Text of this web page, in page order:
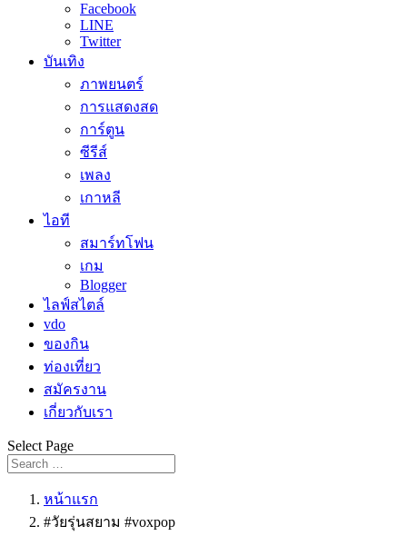
Facebook
LINE
Twitter
บันเทิง
ภาพยนตร์
การแสดงสด
การ์ตูน
ซีรีส์
เพลง
เกาหลี
ไอที
สมาร์ทโฟน
เกม
Blogger
ไลฟ์สไตล์
vdo
ของกิน
ท่องเที่ยว
สมัครงาน
เกี่ยวกับเรา
Select Page
หน้าแรก
#วัยรุ่นสยาม #voxpop